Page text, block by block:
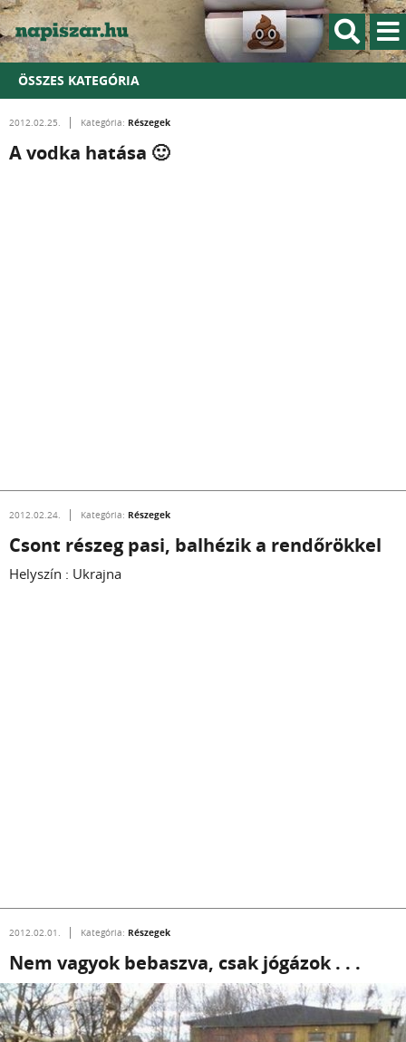
ÖSSZES KATEGÓRIA
2012.02.25. Kategória: Részegek
A vodka hatása 🙂
2012.02.24. Kategória: Részegek
Csont részeg pasi, balhézik a rendőrökkel
Helyszín : Ukrajna
2012.02.01. Kategória: Részegek
Nem vagyok bebaszva, csak jógázok . . .